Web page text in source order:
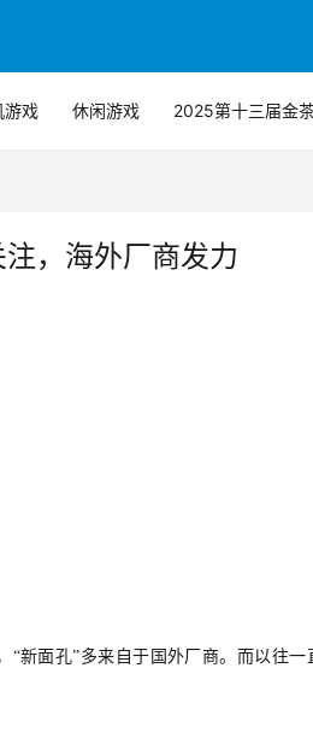
游戏 休闲游戏 2025第十三届金
注，海外厂商发力
“新面孔”多来自于国外厂商。而以往